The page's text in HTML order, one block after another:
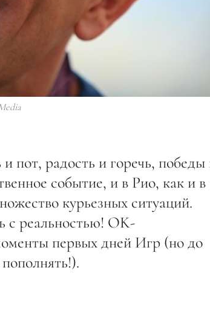
пот, радость и горечь, победы
событие, и в Рио, как и в
курьезных ситуаций.
с реальностью! OK-
первых дней Игр (но до